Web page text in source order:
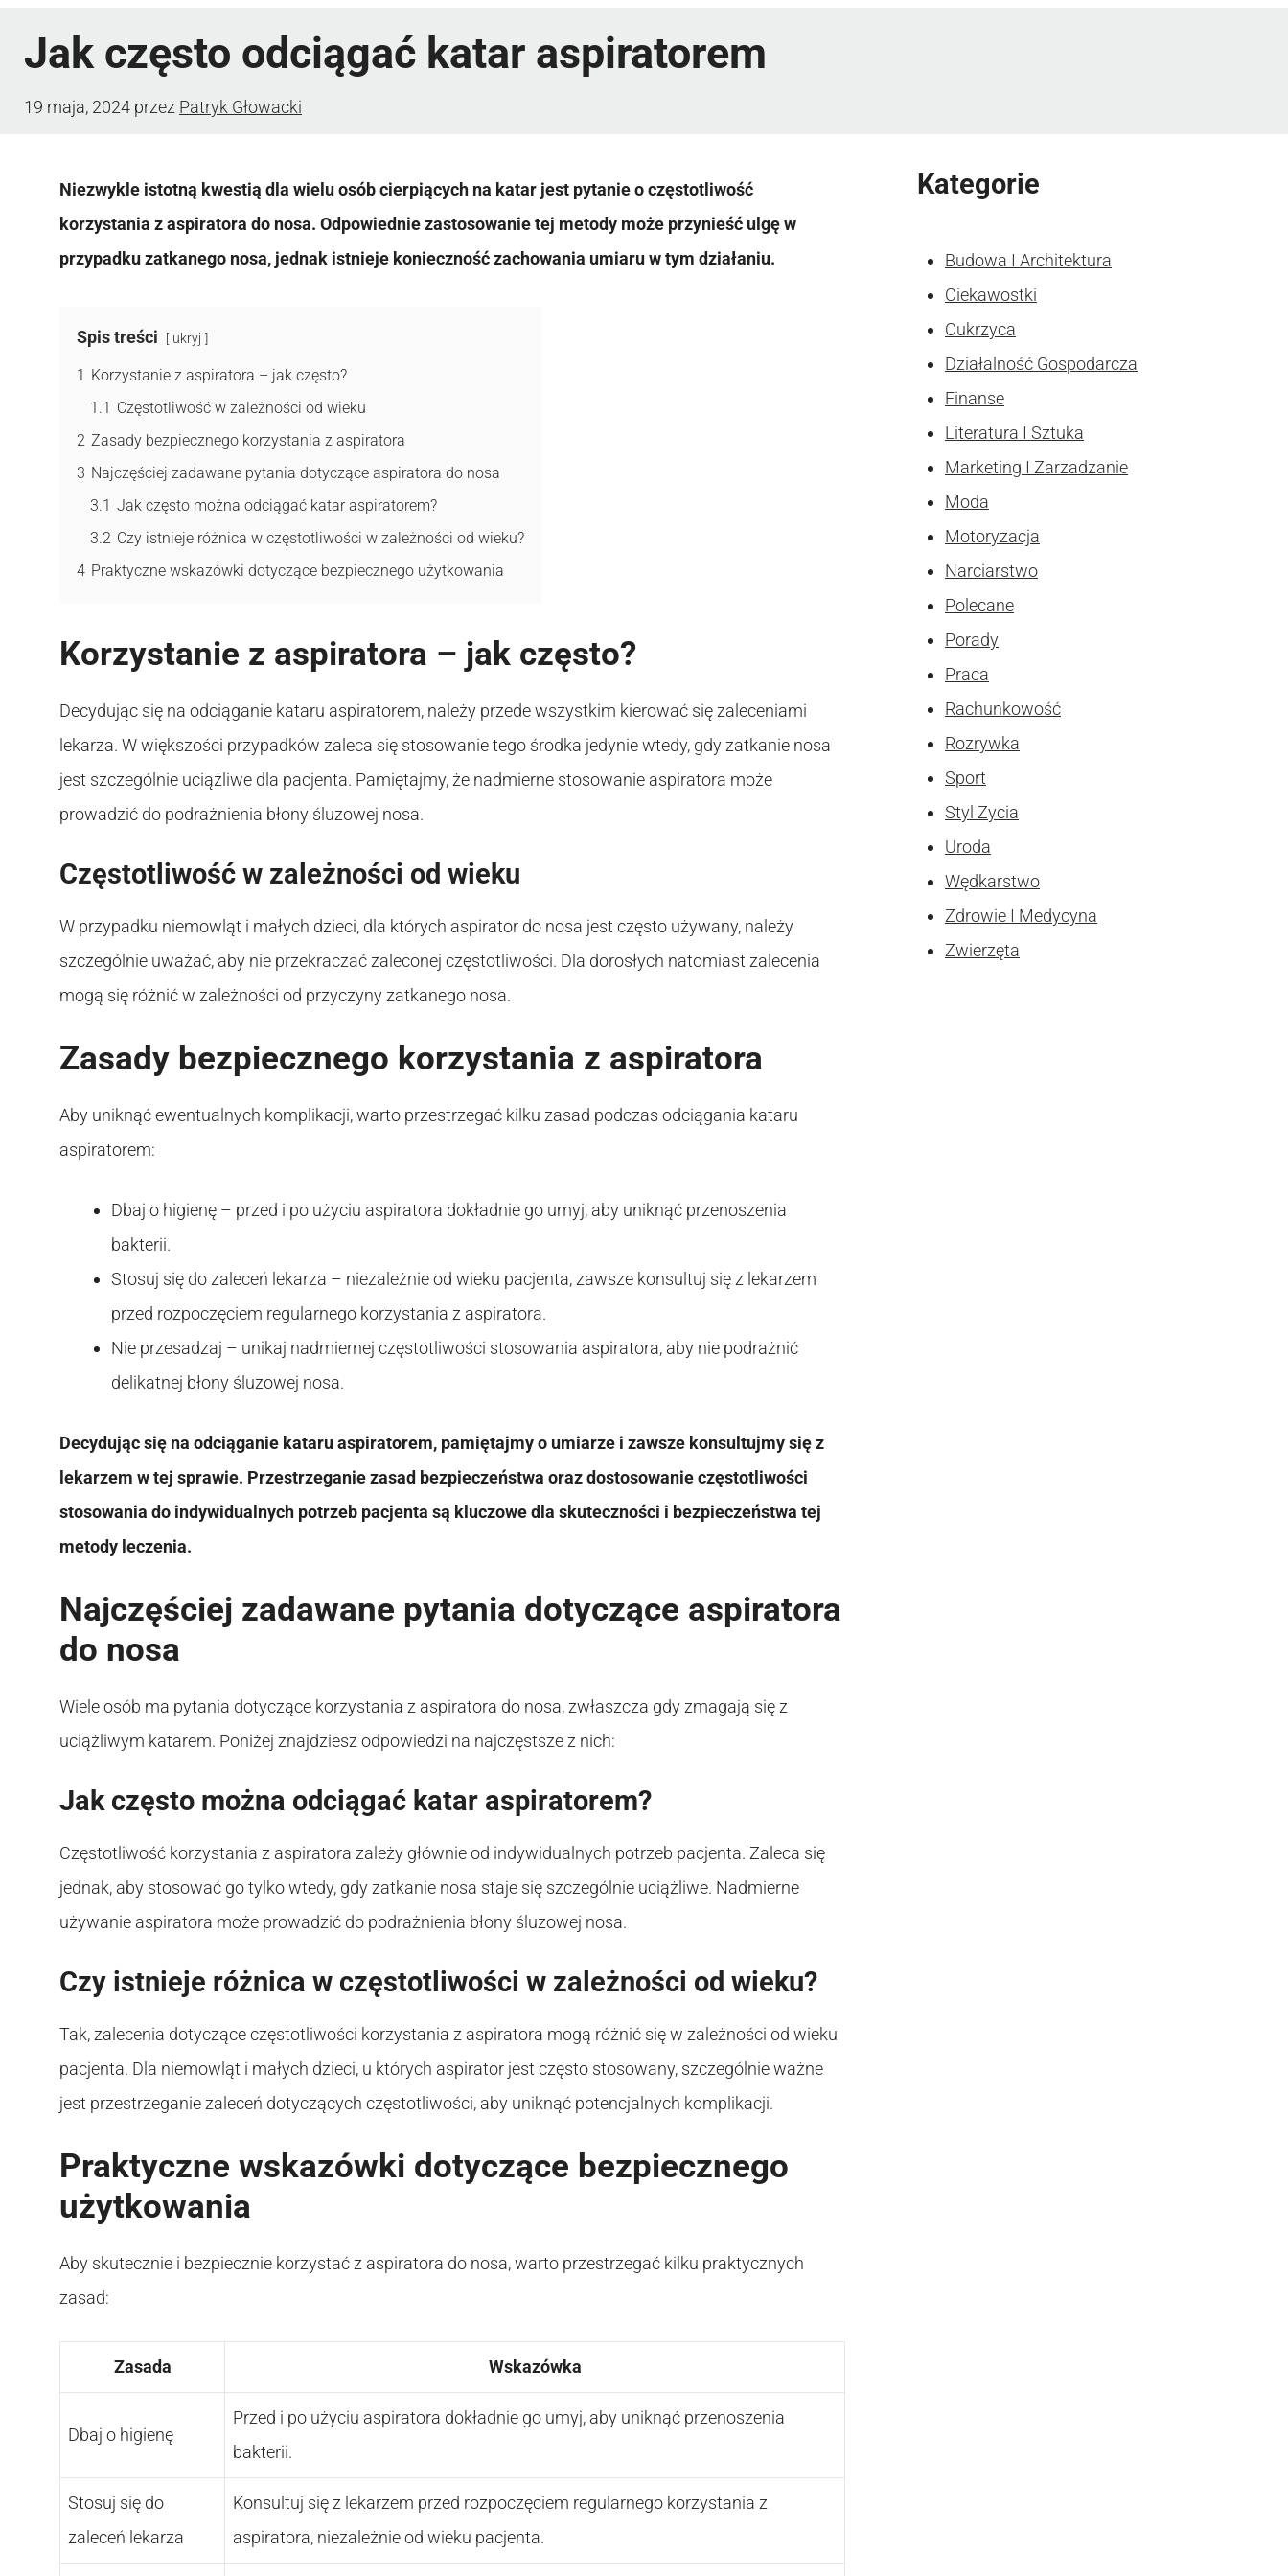
Jak często odciągać katar aspiratorem
19 maja, 2024 przez Patryk Głowacki
Niezwykle istotną kwestią dla wielu osób cierpiących na katar jest pytanie o częstotliwość
korzystania z aspiratora do nosa. Odpowiednie zastosowanie tej metody może przynieść ulgę w
przypadku zatkanego nosa, jednak istnieje konieczność zachowania umiaru w tym działaniu.
Spis treści ukryj
1 Korzystanie z aspiratora – jak często?
1.1 Częstotliwość w zależności od wieku
2 Zasady bezpiecznego korzystania z aspiratora
3 Najczęściej zadawane pytania dotyczące aspiratora do nosa
3.1 Jak często można odciągać katar aspiratorem?
3.2 Czy istnieje różnica w częstotliwości w zależności od wieku?
4 Praktyczne wskazówki dotyczące bezpiecznego użytkowania
Korzystanie z aspiratora – jak często?
Decydując się na odciąganie kataru aspiratorem, należy przede wszystkim kierować się zaleceniami
lekarza. W większości przypadków zaleca się stosowanie tego środka jedynie wtedy, gdy zatkanie nosa
jest szczególnie uciążliwe dla pacjenta. Pamiętajmy, że nadmierne stosowanie aspiratora może
prowadzić do podrażnienia błony śluzowej nosa.
Częstotliwość w zależności od wieku
W przypadku niemowląt i małych dzieci, dla których aspirator do nosa jest często używany, należy
szczególnie uważać, aby nie przekraczać zaleconej częstotliwości. Dla dorosłych natomiast zalecenia
mogą się różnić w zależności od przyczyny zatkanego nosa.
Zasady bezpiecznego korzystania z aspiratora
Aby uniknąć ewentualnych komplikacji, warto przestrzegać kilku zasad podczas odciągania kataru
aspiratorem:
Dbaj o higienę – przed i po użyciu aspiratora dokładnie go umyj, aby uniknąć przenoszenia
bakterii.
Stosuj się do zaleceń lekarza – niezależnie od wieku pacjenta, zawsze konsultuj się z lekarzem
przed rozpoczęciem regularnego korzystania z aspiratora.
Nie przesadzaj – unikaj nadmiernej częstotliwości stosowania aspiratora, aby nie podrażnić
delikatnej błony śluzowej nosa.
Decydując się na odciąganie kataru aspiratorem, pamiętajmy o umiarze i zawsze konsultujmy się z
lekarzem w tej sprawie. Przestrzeganie zasad bezpieczeństwa oraz dostosowanie częstotliwości
stosowania do indywidualnych potrzeb pacjenta są kluczowe dla skuteczności i bezpieczeństwa tej
metody leczenia.
Najczęściej zadawane pytania dotyczące aspiratora
do nosa
Wiele osób ma pytania dotyczące korzystania z aspiratora do nosa, zwłaszcza gdy zmagają się z
uciążliwym katarem. Poniżej znajdziesz odpowiedzi na najczęstsze z nich:
Jak często można odciągać katar aspiratorem?
Częstotliwość korzystania z aspiratora zależy głównie od indywidualnych potrzeb pacjenta. Zaleca się
jednak, aby stosować go tylko wtedy, gdy zatkanie nosa staje się szczególnie uciążliwe. Nadmierne
używanie aspiratora może prowadzić do podrażnienia błony śluzowej nosa.
Czy istnieje różnica w częstotliwości w zależności od wieku?
Tak, zalecenia dotyczące częstotliwości korzystania z aspiratora mogą różnić się w zależności od wieku
pacjenta. Dla niemowląt i małych dzieci, u których aspirator jest często stosowany, szczególnie ważne
jest przestrzeganie zaleceń dotyczących częstotliwości, aby uniknąć potencjalnych komplikacji.
Praktyczne wskazówki dotyczące bezpiecznego
użytkowania
Aby skutecznie i bezpiecznie korzystać z aspiratora do nosa, warto przestrzegać kilku praktycznych
zasad:
Zasada Wskazówka
Dbaj o higienę
Przed i po użyciu aspiratora dokładnie go umyj, aby uniknąć przenoszenia
bakterii.
Stosuj się do
zaleceń lekarza
Konsultuj się z lekarzem przed rozpoczęciem regularnego korzystania z
aspiratora, niezależnie od wieku pacjenta.
Kategorie
Budowa I Architektura
Ciekawostki
Cukrzyca
Działalność Gospodarcza
Finanse
Literatura I Sztuka
Marketing I Zarzadzanie
Moda
Motoryzacja
Narciarstwo
Polecane
Porady
Praca
Rachunkowość
Rozrywka
Sport
Styl Zycia
Uroda
Wędkarstwo
Zdrowie I Medycyna
Zwierzęta